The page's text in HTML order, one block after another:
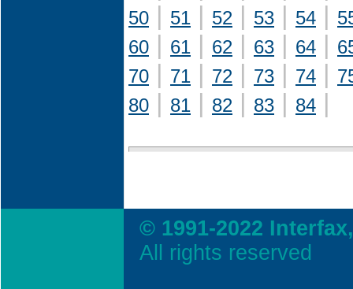
50
51 52 53 54
60
61 62 63 64
70
71 72 73 74
80
81 82 83 84
© 1991-2022
All rights reserved